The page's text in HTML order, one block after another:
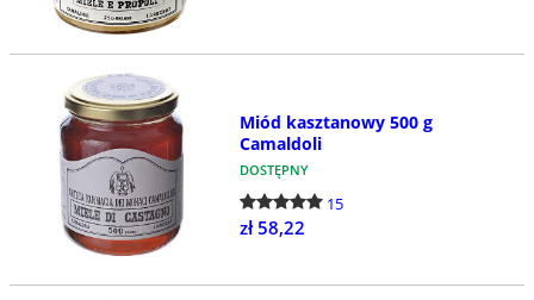
Miód kasztanowy 500 g
Camaldoli
DOSTĘPNY
15
zł 58,22